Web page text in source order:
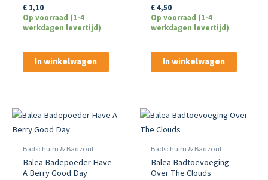
€1,10
Op voorraad (1-4
werkdagen levertijd)
In winkelwagen
€4,50
Op voorraad (1-4
werkdagen levertijd)
In winkelwagen
Badschuim & Badzout
Balea Badepoeder Have
A Berry Good Day
Badschuim & Badzout
Balea Badtoevoeging
Over The Clouds